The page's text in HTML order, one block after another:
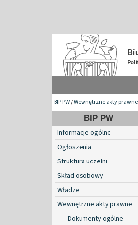
BIP PW/Wewnętrzne akty prawne
BIP PW
Informacje ogólne
Ogłoszenia
Struktura uczelni
Skład osobowy
Władze
Wewnętrzne akty prawne
Dokumenty ogólne